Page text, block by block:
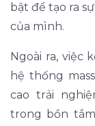
bật để tạo ra
của mình.
Ngoài ra, việc
hệ thống
cao trải
trong bồn